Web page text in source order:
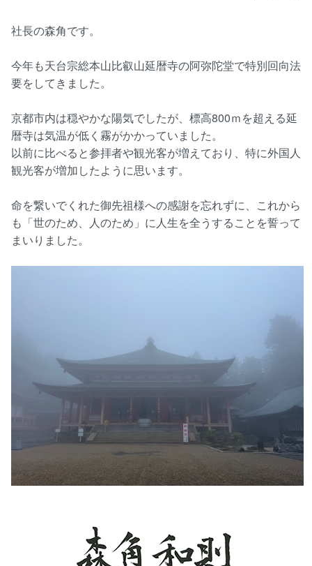
社長の森角です。
今年も天台宗総本山比叡山延暦寺の阿弥陀堂で特別回向法
要をしてきました。
京都市内は穏やかな陽気でしたが、標高800ｍを超える延
暦寺は気温が低く霧がかかっていました。
以前に比べると参拝者や観光客が増えており、特に外国人
観光客が増加したように思います。
命を繋いでくれた御先祖様への感謝を忘れずに、これから
も「世のため、人のため」に人生を全うすることを誓って
まいりました。